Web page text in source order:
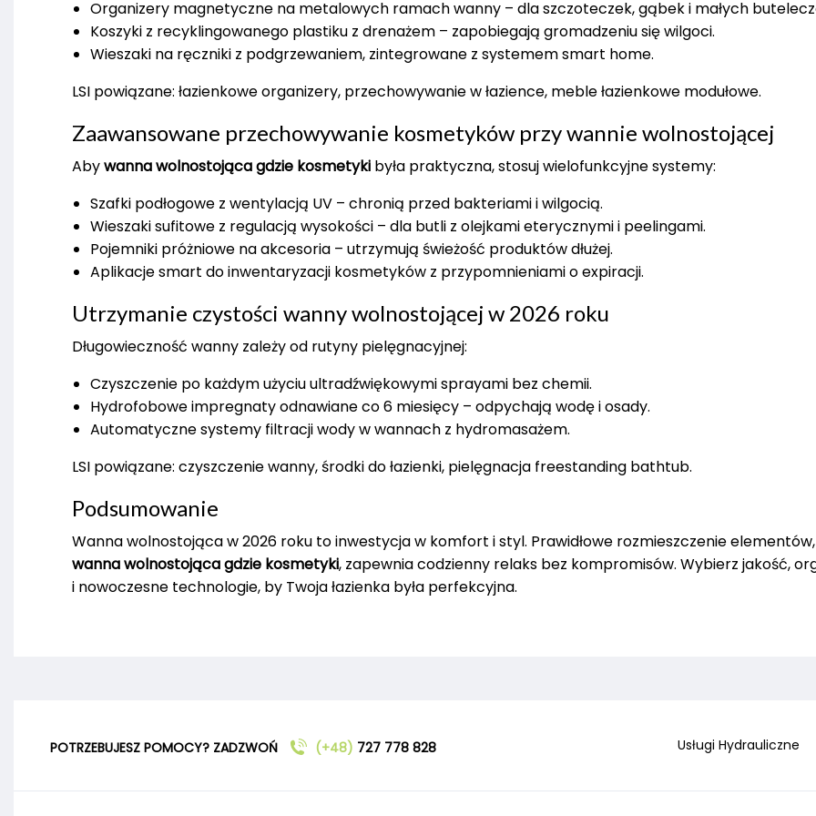
Organizery magnetyczne na metalowych ramach wanny – dla szczoteczek, gąbek i małych
Koszyki z recyklingowanego plastiku z drenażem – zapobiegają gromadzeniu się wilgoci.
Wieszaki na ręczniki z podgrzewaniem, zintegrowane z systemem smart home.
LSI powiązane: łazienkowe organizery, przechowywanie w łazience, meble łazienkowe modułowe.
Zaawansowane przechowywanie kosmetyków przy wannie wolnostojącej
Abywanna wolnostojąca gdzie kosmetyki była praktyczna, stosuj wielofunkcyjne systemy:
Szafki podłogowe z wentylacją UV – chronią przed bakteriami i wilgocią.
Wieszaki sufitowe z regulacją wysokości – dla butli z olejkami eterycznymi i peelingami.
Pojemniki próżniowe na akcesoria – utrzymują świeżość produktów dłużej.
Aplikacje smart do inwentaryzacji kosmetyków z przypomnieniami o expiracji.
Utrzymanie czystości wanny wolnostojącej w 2026 roku
Długowieczność wanny zależy od rutyny pielęgnacyjnej:
Czyszczenie po każdym użyciu ultradźwiękowymi sprayami bez chemii.
Hydrofobowe impregnaty odnawiane co 6 miesięcy – odpychają wodę i osady.
Automatyczne systemy filtracji wody w wannach z hydromasażem.
LSI powiązane: czyszczenie wanny, środki do łazienki, pielęgnacja freestanding bathtub.
Podsumowanie
Wanna wolnostojąca w 2026 roku to inwestycja w komfort i styl. Prawidłowe rozmieszczenie
wanna wolnostojąca gdzie kosmetyki, zapewnia codzienny relaks bez kompromisów. Wybierz jakość,
i nowoczesne technologie, by Twoja łazienka była perfekcyjna.
POTRZEBUJESZ POMOCY? ZADZWOŃ (+48) 727 778 828 Usługi Hydrauliczne